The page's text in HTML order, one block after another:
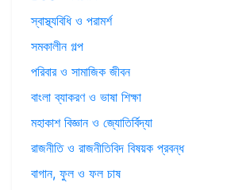
স্বাস্থ্যবিধি ও পরামর্শ
সমকালীন গল্প
পরিবার ও সামাজিক জীবন
বাংলা ব্যাকরণ ও ভাষা শিক্ষা
মহাকাশ বিজ্ঞান ও জ্যোতির্বিদ্যা
রাজনীতি ও রাজনীতিবিদ বিষয়ক প্রবন্ধ
বাগান, ফুল ও ফল চাষ